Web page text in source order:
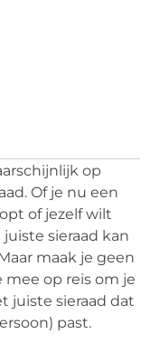
op
Of je nu een
of jezelf wilt
sieraad kan
maak je geen
mee op reis om je
juiste sieraad dat
past.